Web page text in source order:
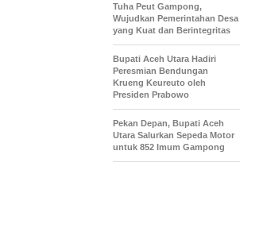
Tuha Peut Gampong,
Wujudkan Pemerintahan Desa
yang Kuat dan Berintegritas
Bupati Aceh Utara Hadiri
Peresmian Bendungan
Krueng Keureuto oleh
Presiden Prabowo
Pekan Depan, Bupati Aceh
Utara Salurkan Sepeda Motor
untuk 852 Imum Gampong